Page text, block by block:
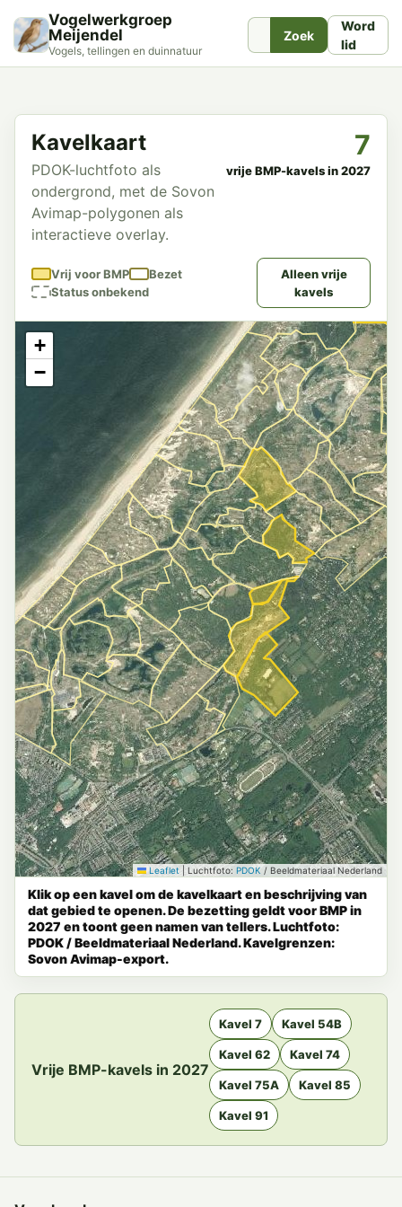
Vogelwerkgroep
Meijendel
Vogels, tellingen en duinnatuur
Zoek
Word
lid
Kavelkaart
PDOK-luchtfoto als
ondergrond, met de Sovon
Avimap-polygonen als
interactieve overlay.
7
vrije BMP-kavels in 2027
Vrij voor BMP
Bezet
Status onbekend
Alleen vrije
kavels
+
−
Leaflet Luchtfoto: PDOK / Beeldmateriaal Nederland
Klik op een kavel om de kavelkaart en beschrijving van
dat gebied te openen. De bezetting geldt voor BMP in
2027 en toont geen namen van tellers. Luchtfoto:
PDOK / Beeldmateriaal Nederland. Kavelgrenzen:
Sovon Avimap-export.
Vrije BMP-kavels in 2027
Kavel 7 Kavel 54B
Kavel 62 Kavel 74
Kavel 75A Kavel 85
Kavel 91